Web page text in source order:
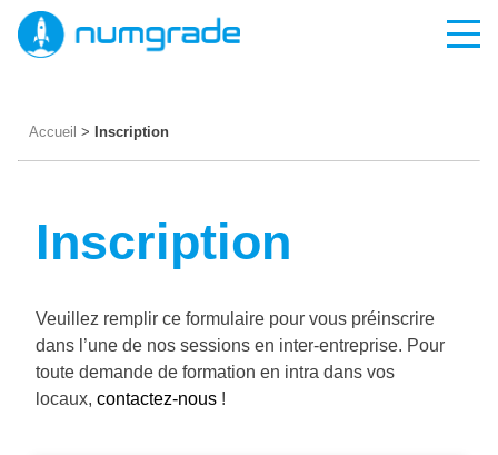
Skip
Accueil > Inscription
Inscription
Veuillez remplir ce formulaire pour vous préinscrire
dans l’une de nos sessions en inter-entreprise. Pour
toute demande de formation en intra dans vos
locaux, contactez-nous !